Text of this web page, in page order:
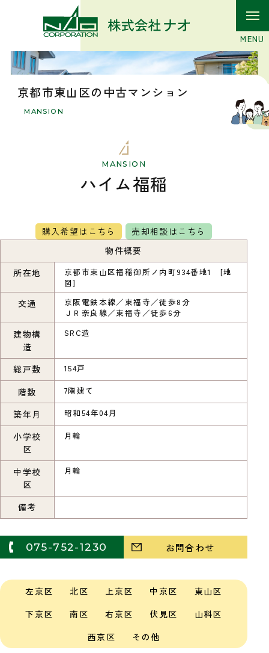
京都市東山区の中古マンション
MANSION
MANSION
ハイム福稲
購入希望はこちら
売却相談はこちら
物件概要
所在地
京都市東山区福稲御所ノ内町934番地1 [地
図]
交通
京阪電鉄本線／東福寺／徒歩8分
ＪＲ奈良線／東福寺／徒歩6分
建物構
造
SRC造
総戸数 154戸
階数 7階建て
築年月 昭和54年04月
小学校
区
月輪
中学校
区
月輪
備考
075-752-1230 お問合わせ
左京区 北区 上京区 中京区
東山区
下京区
南区 右京区 伏見区
山科区
西京区
その他